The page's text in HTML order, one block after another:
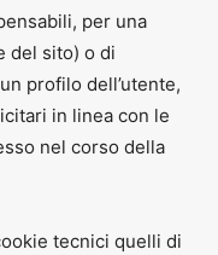
per una
del sito) o di
profilo dell’utente,
in linea con le
nel corso della
tecnici quelli di